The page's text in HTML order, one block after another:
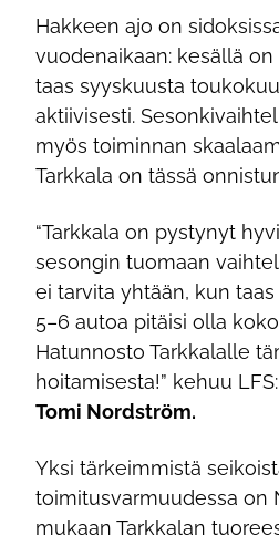
Hakkeen ajo on
vuodenaikaan: kesällä
taas syyskuusta
aktiivisesti.
myös toiminnan
Tarkkala on tässä
“Tarkkala on pystynyt
sesongin tuomaan
ei tarvita yhtään, kun
5–6 autoa pitäisi olla
Hatunnosto Tarkkalalle
hoitamisesta!” kehuu
Tomi Nordström.
Yksi tärkeimmistä
toimitusvarmuudessa on
mukaan Tarkkalan